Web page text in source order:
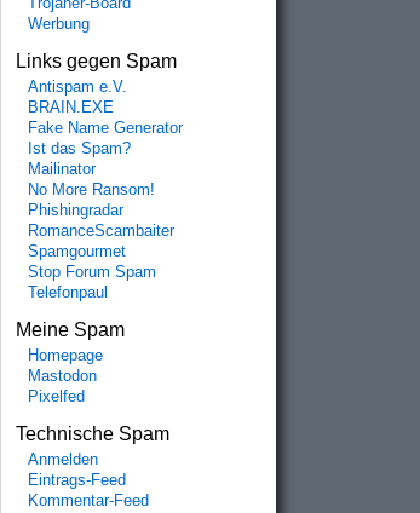
Trojaner-Board
Werbung
Links gegen Spam
Antispam e.V.
BRAIN.EXE
Fake Name Generator
Ist das Spam?
Mailinator
No More Ransom!
Phishingradar
RomanceScambaiter
Spamgourmet
Stop Forum Spam
Telefonpaul
Meine Spam
Homepage
Mastodon
Pixelfed
Technische Spam
Anmelden
Eintrags-Feed
Kommentar-Feed